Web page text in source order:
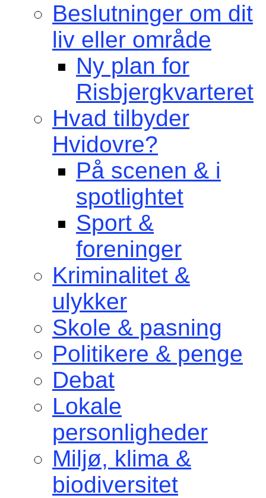
Beslutninger om dit
liv eller område
Ny plan for
Risbjergkvarteret
Hvad tilbyder
Hvidovre?
På scenen & i
spotlightet
Sport &
foreninger
Kriminalitet &
ulykker
Skole & pasning
Politikere & penge
Debat
Lokale
personligheder
Miljø, klima &
biodiversitet